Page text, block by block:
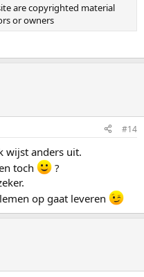
are copyrighted material
or owners
#14
wijst anders uit.
toch
?
op gaat leveren